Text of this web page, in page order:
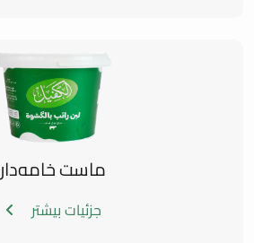
ماست خامه‌دار
جزئیات بیشتر